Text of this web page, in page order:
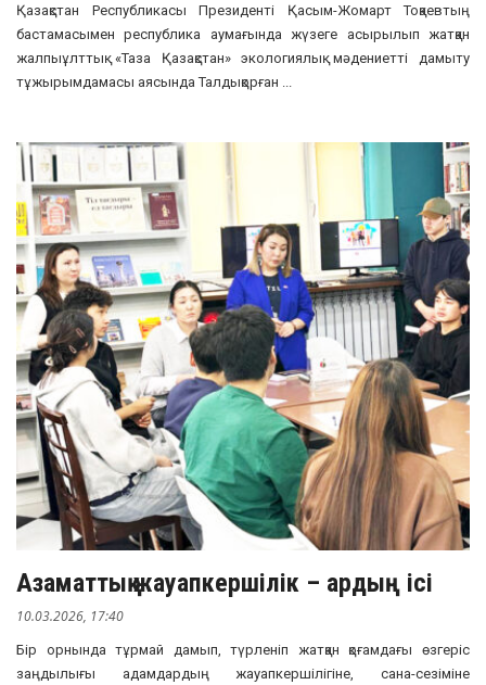
Қазақстан Республикасы Президенті Қасым-Жомарт Тоқаевтың
бастамасымен республика аумағында жүзеге асырылып жатқан
жалпыұлттық «Таза Қазақстан» экологиялық мәдениетті дамыту
тұжырымдамасы аясында Талдықорған ...
Азаматтық жауапкершілік – ардың ісі
10.03.2026, 17:40
Бір орнында тұрмай дамып, түрленіп жатқан қоғамдағы өзгеріс
заңдылығы адамдардың жауапкершілігіне, сана-сезіміне